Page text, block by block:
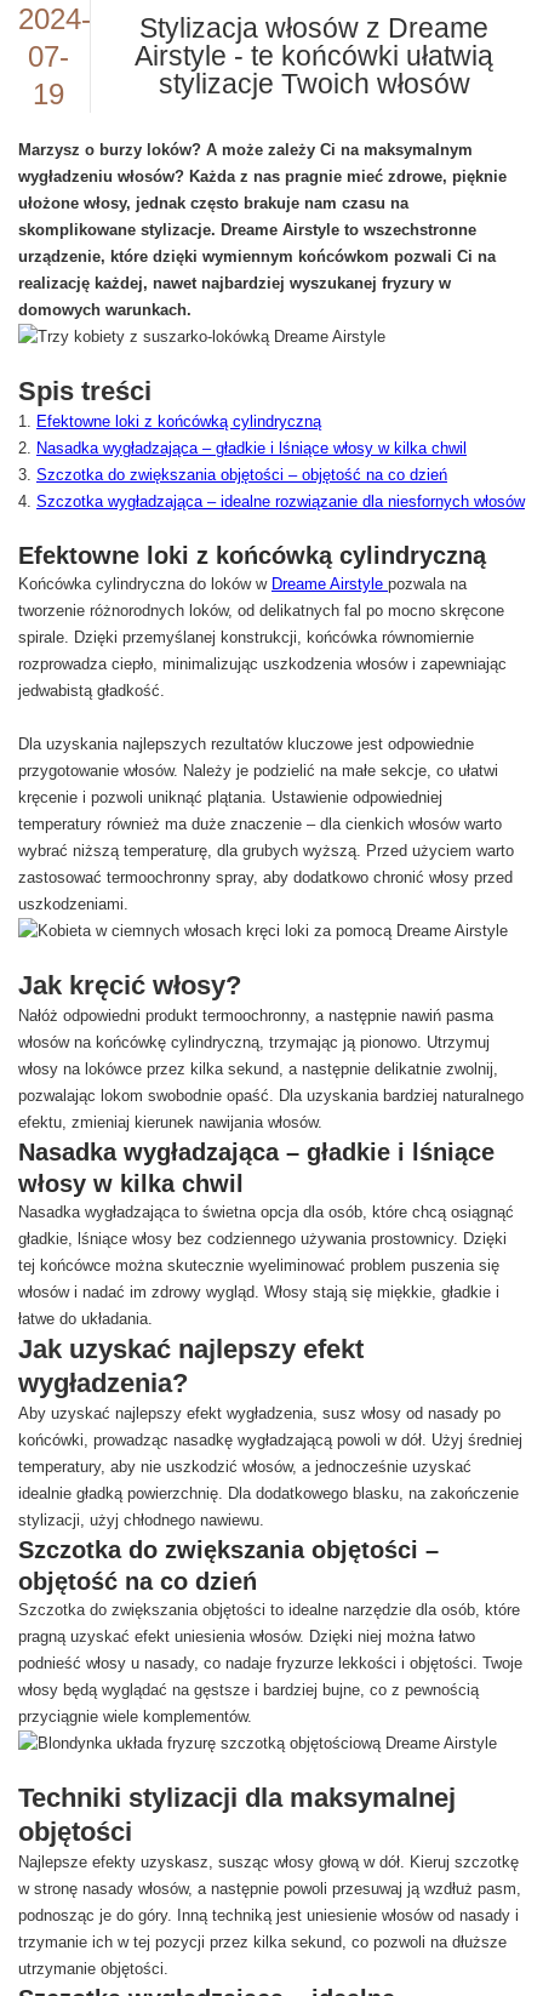
2024-
07-
19
Stylizacja włosów z Dreame
Airstyle - te końcówki ułatwią
stylizacje Twoich włosów
Marzysz o burzy loków? A może zależy Ci na maksymalnym
wygładzeniu włosów? Każda z nas pragnie mieć zdrowe, pięknie
ułożone włosy, jednak często brakuje nam czasu na
skomplikowane stylizacje. Dreame Airstyle to wszechstronne
urządzenie, które dzięki wymiennym końcówkom pozwali Ci na
realizację każdej, nawet najbardziej wyszukanej fryzury w
domowych warunkach.
Spis treści
Efektowne loki z końcówką cylindryczną
Nasadka wygładzająca – gładkie i lśniące włosy w kilka chwil
Szczotka do zwiększania objętości – objętość na co dzień
Szczotka wygładzająca – idealne rozwiązanie dla niesfornych włosów
Efektowne loki z końcówką cylindryczną
Końcówka cylindryczna do loków w Dreame Airstyle pozwala na
tworzenie różnorodnych loków, od delikatnych fal po mocno skręcone
spirale. Dzięki przemyślanej konstrukcji, końcówka równomiernie
rozprowadza ciepło, minimalizując uszkodzenia włosów i zapewniając
jedwabistą gładkość.
Dla uzyskania najlepszych rezultatów kluczowe jest odpowiednie
przygotowanie włosów. Należy je podzielić na małe sekcje, co ułatwi
kręcenie i pozwoli uniknąć plątania. Ustawienie odpowiedniej
temperatury również ma duże znaczenie – dla cienkich włosów warto
wybrać niższą temperaturę, dla grubych wyższą. Przed użyciem warto
zastosować termoochronny spray, aby dodatkowo chronić włosy przed
uszkodzeniami.
Jak kręcić włosy?
Nałóż odpowiedni produkt termoochronny, a następnie nawiń pasma
włosów na końcówkę cylindryczną, trzymając ją pionowo. Utrzymuj
włosy na lokówce przez kilka sekund, a następnie delikatnie zwolnij,
pozwalając lokom swobodnie opaść. Dla uzyskania bardziej naturalnego
efektu, zmieniaj kierunek nawijania włosów.
Nasadka wygładzająca – gładkie i lśniące
włosy w kilka chwil
Nasadka wygładzająca to świetna opcja dla osób, które chcą osiągnąć
gładkie, lśniące włosy bez codziennego używania prostownicy. Dzięki
tej końcówce można skutecznie wyeliminować problem puszenia się
włosów i nadać im zdrowy wygląd. Włosy stają się miękkie, gładkie i
łatwe do układania.
Jak uzyskać najlepszy efekt
wygładzenia?
Aby uzyskać najlepszy efekt wygładzenia, susz włosy od nasady po
końcówki, prowadząc nasadkę wygładzającą powoli w dół. Użyj średniej
temperatury, aby nie uszkodzić włosów, a jednocześnie uzyskać
idealnie gładką powierzchnię. Dla dodatkowego blasku, na zakończenie
stylizacji, użyj chłodnego nawiewu.
Szczotka do zwiększania objętości –
objętość na co dzień
Szczotka do zwiększania objętości to idealne narzędzie dla osób, które
pragną uzyskać efekt uniesienia włosów. Dzięki niej można łatwo
podnieść włosy u nasady, co nadaje fryzurze lekkości i objętości. Twoje
włosy będą wyglądać na gęstsze i bardziej bujne, co z pewnością
przyciągnie wiele komplementów.
Techniki stylizacji dla maksymalnej
objętości
Najlepsze efekty uzyskasz, susząc włosy głową w dół. Kieruj szczotkę
w stronę nasady włosów, a następnie powoli przesuwaj ją wzdłuż pasm,
podnosząc je do góry. Inną techniką jest uniesienie włosów od nasady i
trzymanie ich w tej pozycji przez kilka sekund, co pozwoli na dłuższe
utrzymanie objętości.